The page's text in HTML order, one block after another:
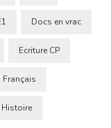
Docs en vrac
Ecriture CP
Français
Histoire